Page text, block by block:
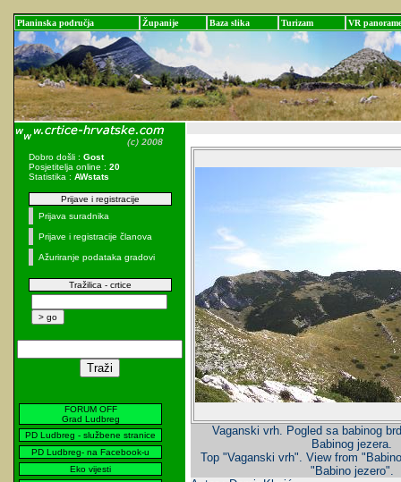
Planinska područja Županije Baza slika Turizam VR panorame
Dobro došli : Gost
Posjetitelja online : 20
Statistika : AWstats
Prijave i registracije
Prijava suradnika
Prijave i registracije članova
Ažuriranje podataka gradovi
Tražilica - crtice
FORUM OFF
Grad Ludbreg
PD Ludbreg - službene stranice
PD Ludbreg- na Facebook-u
Eko vijesti
Vaganski vrh. Pogled sa babinog
Babinog jezera.
Top "Vaganski vrh". View from
"Babino jezero".